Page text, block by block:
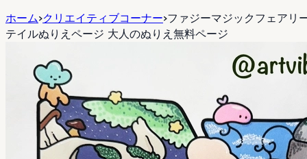
ホーム>クリエイティブコーナー>ファジーマジックフェアリ
テイルぬりえページ 大人のぬりえ無料ページ